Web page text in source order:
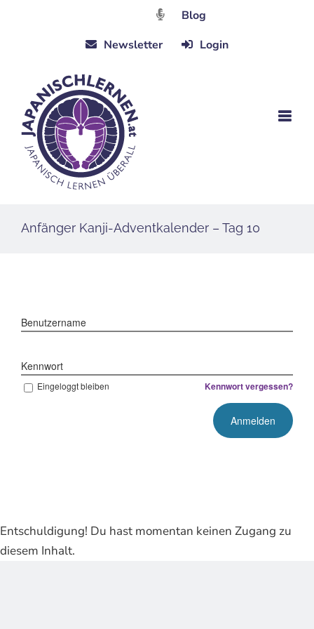
Blog
Newsletter
Login
Anfänger Kanji-Adventkalender – Tag 10
Benutzername
Kennwort
Eingeloggt bleiben Kennwort vergessen?
Entschuldigung! Du hast momentan keinen Zugang zu
diesem Inhalt.